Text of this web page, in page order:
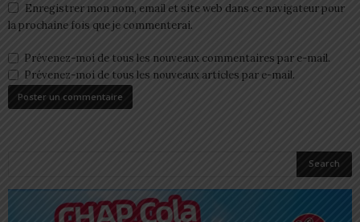
Enregistrer mon nom, email et site web dans ce navigateur pour
la prochaine fois que je commenterai.
Prévenez-moi de tous les nouveaux commentaires par e-mail.
Prévenez-moi de tous les nouveaux articles par e-mail.